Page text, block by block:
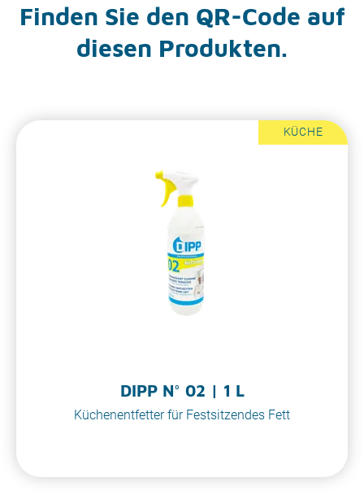
Finden Sie den QR-Code auf
diesen Produkten.
KÜCHE
DIPP N° 02 | 1 L
Küchenentfetter für Festsitzendes Fett